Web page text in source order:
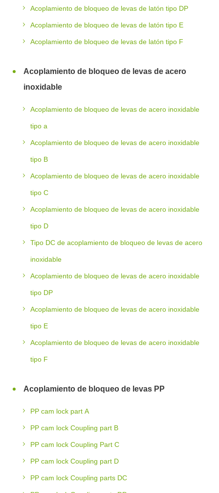
Acoplamiento de bloqueo de levas de latón tipo DP
Acoplamiento de bloqueo de levas de latón tipo E
Acoplamiento de bloqueo de levas de latón tipo F
Acoplamiento de bloqueo de levas de acero
inoxidable
Acoplamiento de bloqueo de levas de acero inoxidable
tipo a
Acoplamiento de bloqueo de levas de acero inoxidable
tipo B
Acoplamiento de bloqueo de levas de acero inoxidable
tipo C
Acoplamiento de bloqueo de levas de acero inoxidable
tipo D
Tipo DC de acoplamiento de bloqueo de levas de acero
inoxidable
Acoplamiento de bloqueo de levas de acero inoxidable
tipo DP
Acoplamiento de bloqueo de levas de acero inoxidable
tipo E
Acoplamiento de bloqueo de levas de acero inoxidable
tipo F
Acoplamiento de bloqueo de levas PP
PP cam lock part A
PP cam lock Coupling part B
PP cam lock Coupling Part C
PP cam lock Coupling part D
PP cam lock Coupling parts DC